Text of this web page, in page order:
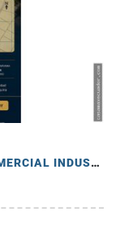
VENDO EN CALDERON PROPIEDAD COMERCIAL INDUSTRIAL CERCA PANAMERICANA